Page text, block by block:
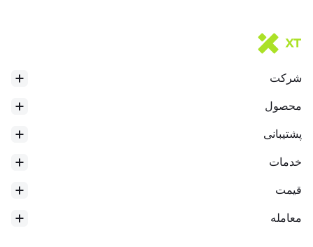
بلاک را کسب کنند. امنیت اقتصادی هاب کازموس تابعی از مقدار اتم‌های
بیشتری وجود دارد و هزینه حمله به شبکه بالاتر می‌رود. بنابراین، هرچه
دارندگان اتم می‌توانند با رأی‌گیری در مورد پیشنهادات با اتم‌های استیک
شرکت
محصول
پشتیبانی
خدمات
قیمت
معامله